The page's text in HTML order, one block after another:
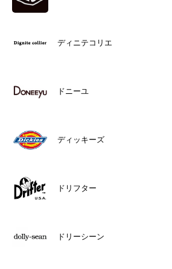
ディニテコリエ
ドニーユ
ディッキーズ
ドリフター
ドリーシーン